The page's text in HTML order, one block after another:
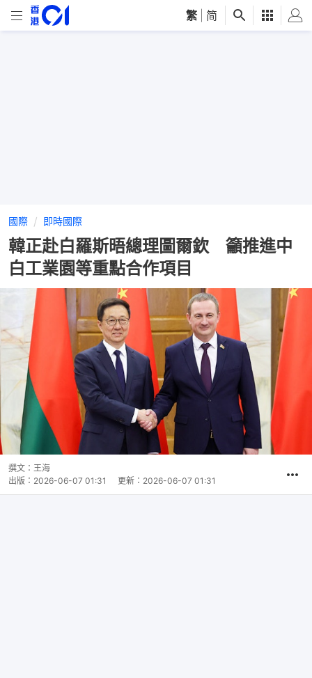
繁 简
國際 即時國際
韓正赴白羅斯晤總理圖爾欽 籲推進中
白工業園等重點合作項目
撰文： 王海
出版： 2026-06-07 01:31 更新： 2026-06-07 01:31